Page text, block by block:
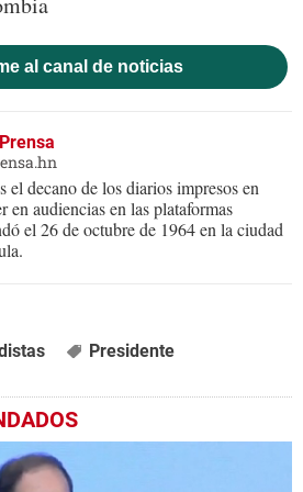
al canal de noticias
decano de los diarios impresos en
en audiencias en las plataformas
el 26 de octubre de 1964 en la ciudad
Presidente